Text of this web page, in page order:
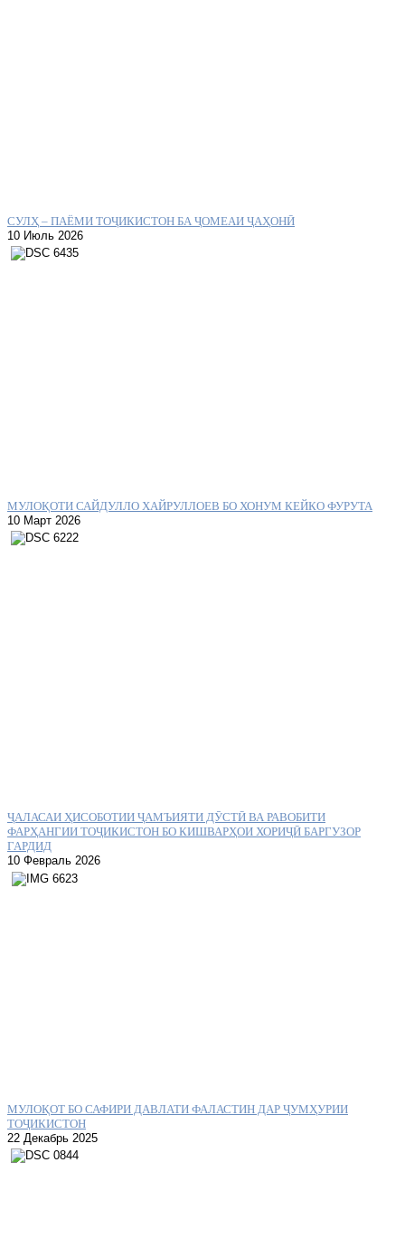
СУЛҲ – ПАЁМИ ТОҶИКИСТОН БА ҶОМЕАИ ҶАҲОНӢ
10 Июль 2026
МУЛОҚОТИ САЙДУЛЛО ХАЙРУЛЛОЕВ БО ХОНУМ КЕЙКО ФУРУТА
10 Март 2026
ҶАЛАСАИ ҲИСОБОТИИ ҶАМЪИЯТИ ДӮСТӢ ВА РАВОБИТИ
ФАРҲАНГИИ ТОҶИКИСТОН БО КИШВАРҲОИ ХОРИҶӢ БАРГУЗОР
ГАРДИД
10 Февраль 2026
МУЛОҚОТ БО САФИРИ ДАВЛАТИ ФАЛАСТИН ДАР ҶУМҲУРИИ
ТОҶИКИСТОН
22 Декабрь 2025